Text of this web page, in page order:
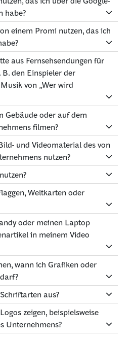
habe?
einem Promi nutzen, das ich
aus Fernsehsendungen für
B. den Einspieler der
von „Wer wird
Gebäude oder auf dem
filmen?
und Videomaterial des von
nutzen?
Weltkarten oder
oder meinen Laptop
in meinem Video
wann ich Grafiken oder
aus?
zeigen, beispielsweise
Unternehmens?